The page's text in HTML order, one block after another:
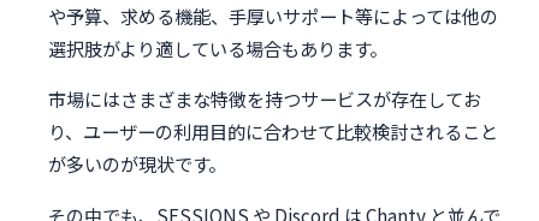
や予算、求める機能、手厚いサポート等によっては他の
選択肢がより適している場合もあります。
市場にはさまざまな特徴を持つサービスが存在してお
り、ユーザーの利用目的に合わせて比較検討されること
が多いのが現状です。
その中でも、SESSIONS や Discord は Chanty と並んで